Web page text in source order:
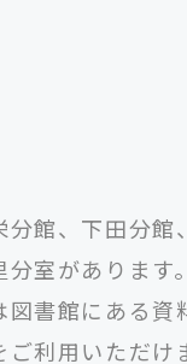
分館、下田分館
室があります
図書館にある資
ご利用いただけ